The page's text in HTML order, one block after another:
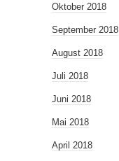
Oktober 2018
September 2018
August 2018
Juli 2018
Juni 2018
Mai 2018
April 2018